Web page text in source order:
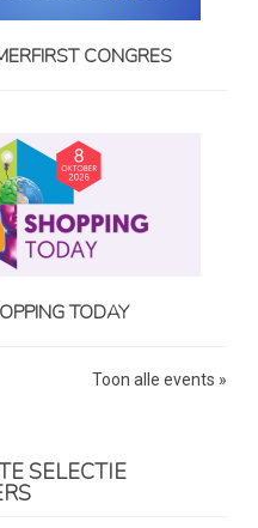
CONGRES
TODAY
Toon alle events »
SELECTIE